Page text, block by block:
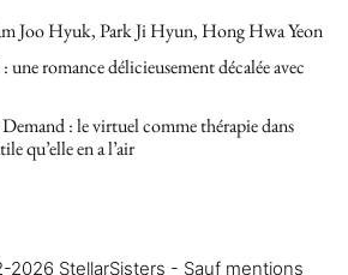
Joo Hyuk, Park Ji Hyun, Hong Hwa Yeon
romance délicieusement décalée avec
: le virtuel comme thérapie dans
qu’elle en a l’air
StellarSisters - Sauf mentions